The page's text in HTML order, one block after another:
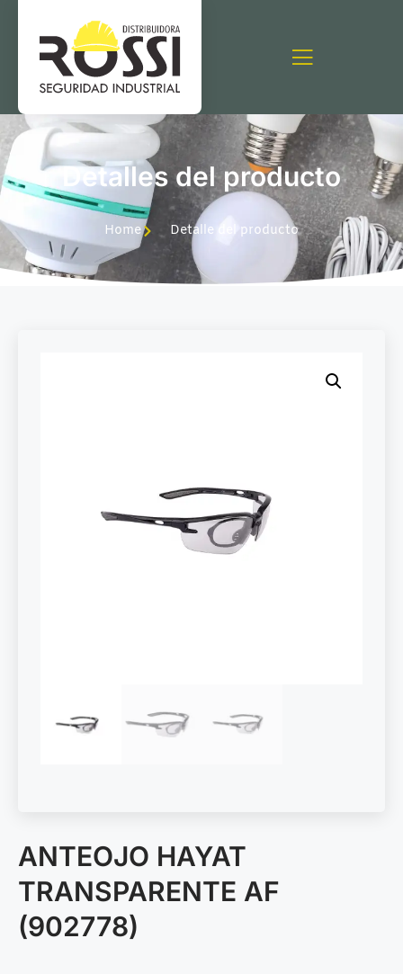
Detalles del producto
Home Detalle del producto
ANTEOJO HAYAT
TRANSPARENTE AF
(902778)